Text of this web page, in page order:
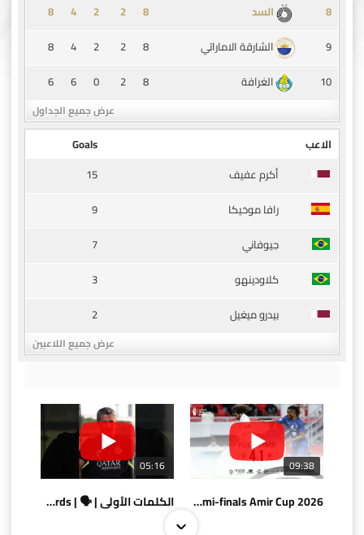
8
السد 8
2
2
4
8
9
الشارقة الاماراتي 8
2
2
4
8
10
الغرافة 8
2
0
6
6
عرض جميع الجداول
الاعب
Goals
أكرم عفيف
15
رافا موخيكا
9
جيوفاني
7
كلاودينهو
3
بيدرو ميغيل
2
عرض جميع اللاعبين
05:16
الكلمات الأولى | 🗣 | First words
09:38
AlSadd 4/1 AlDuhail - Semi-finals Amir Cup 2026 #السد/ الدحيل